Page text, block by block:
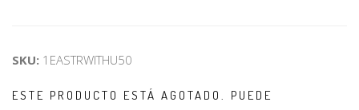
SKU: 1EASTRWITHU50
ESTE PRODUCTO ESTÁ AGOTADO. PUEDE